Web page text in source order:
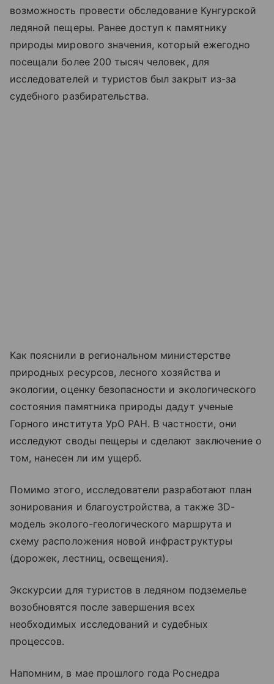
возможность провести обследование Кунгурской
ледяной пещеры. Ранее доступ к памятнику
природы мирового значения, который ежегодно
посещали более 200 тысяч человек, для
исследователей и туристов был закрыт из-за
судебного разбирательства.
Как пояснили в региональном министерстве
природных ресурсов, лесного хозяйства и
экологии, оценку безопасности и экологического
состояния памятника природы дадут ученые
Горного института УрО РАН. В частности, они
исследуют своды пещеры и сделают заключение о
том, нанесен ли им ущерб.
Помимо этого, исследователи разработают план
зонирования и благоустройства, а также 3D-
модель эколого-геологического маршрута и
схему расположения новой инфраструктуры
(дорожек, лестниц, освещения).
Экскурсии для туристов в ледяном подземелье
возобновятся после завершения всех
необходимых исследований и судебных
процессов.
Напомним, в мае прошлого года Роснедра